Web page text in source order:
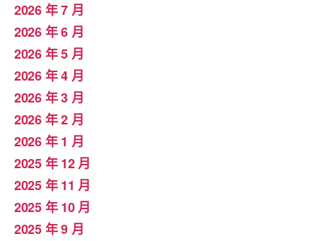
2026 年 7 月
2026 年 6 月
2026 年 5 月
2026 年 4 月
2026 年 3 月
2026 年 2 月
2026 年 1 月
2025 年 12 月
2025 年 11 月
2025 年 10 月
2025 年 9 月